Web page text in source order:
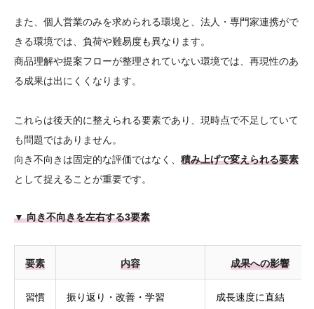
また、個人営業のみを求められる環境と、法人・専門家連携がで
きる環境では、負荷や難易度も異なります。
商品理解や提案フローが整理されていない環境では、再現性のあ
る成果は出にくくなります。
これらは後天的に整えられる要素であり、現時点で不足していて
も問題ではありません。
向き不向きは固定的な評価ではなく、 積み上げで変えられる要素
として捉えることが重要です。
▼ 向き不向きを左右する3要素
要素 内容 成果への影響
習慣 振り返り・改善・学習 成長速度に直結